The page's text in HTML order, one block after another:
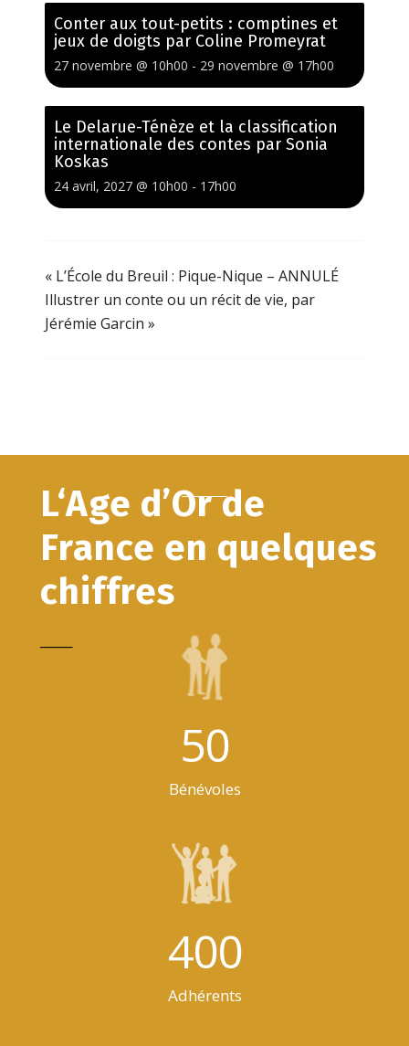
Conter aux tout-petits : comptines et
jeux de doigts par Coline Promeyrat
27 novembre @ 10h00 - 29 novembre @ 17h00
Le Delarue-Ténèze et la classification
internationale des contes par Sonia
Koskas
24 avril, 2027 @ 10h00 - 17h00
«L’École du Breuil : Pique-Nique – ANNULÉ
Illustrer un conte ou un récit de vie, par
Jérémie Garcin »
L‘Age d’Or de
France en quelques
chiffres
50
Bénévoles
400
Adhérents